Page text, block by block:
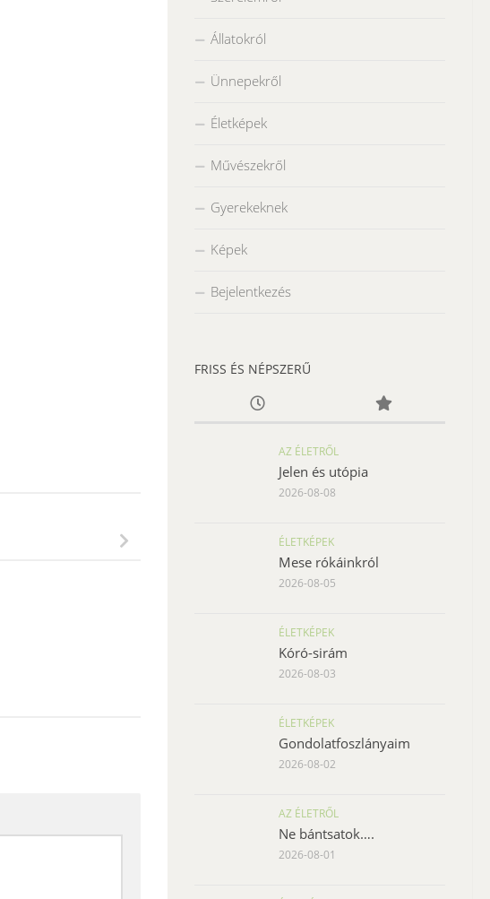
Állatokról
Ünnepekről
Életképek
Művészekről
Gyerekeknek
Képek
Bejelentkezés
FRISS ÉS NÉPSZERŰ
AZ ÉLETRŐL
Jelen és utópia
2026-08-08
ÉLETKÉPEK
Mese rókáinkról
2026-08-05
ÉLETKÉPEK
Kóró-sirám
2026-08-03
ÉLETKÉPEK
Gondolatfoszlányaim
2026-08-02
AZ ÉLETRŐL
Ne bántsatok….
2026-08-01